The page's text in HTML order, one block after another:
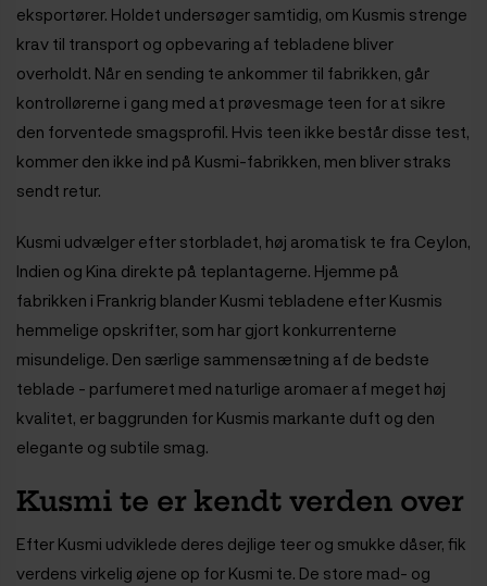
eksportører. Holdet undersøger samtidig, om Kusmis strenge
krav til transport og opbevaring af tebladene bliver
overholdt. Når en sending te ankommer til fabrikken, går
kontrollørerne i gang med at prøvesmage teen for at sikre
den forventede smagsprofil. Hvis teen ikke består disse test,
kommer den ikke ind på Kusmi-fabrikken, men bliver straks
sendt retur.
Kusmi udvælger efter storbladet, høj aromatisk te fra Ceylon,
Indien og Kina direkte på teplantagerne. Hjemme på
fabrikken i Frankrig blander Kusmi tebladene efter Kusmis
hemmelige opskrifter, som har gjort konkurrenterne
misundelige. Den særlige sammensætning af de bedste
teblade - parfumeret med naturlige aromaer af meget høj
kvalitet, er baggrunden for Kusmis markante duft og den
elegante og subtile smag.
Kusmi te er kendt verden over
Efter Kusmi udviklede deres dejlige teer og smukke dåser, fik
verdens virkelig øjene op for Kusmi te. De store mad- og